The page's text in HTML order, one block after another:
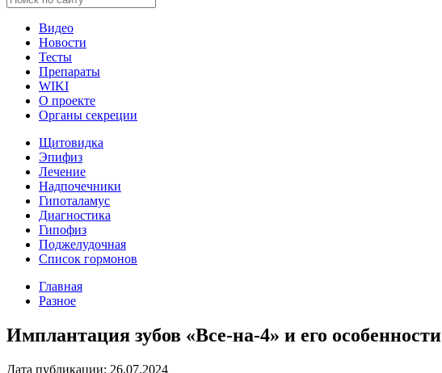
Видео
Новости
Тесты
Препараты
WIKI
О проекте
Органы секреции
Щитовидка
Эпифиз
Лечение
Надпочечники
Гипоталамус
Диагностика
Гипофиз
Поджелудочная
Список гормонов
Главная
Разное
Имплантация зубов «Все-на-4» и его особенности
Дата публикации: 26.07.2024